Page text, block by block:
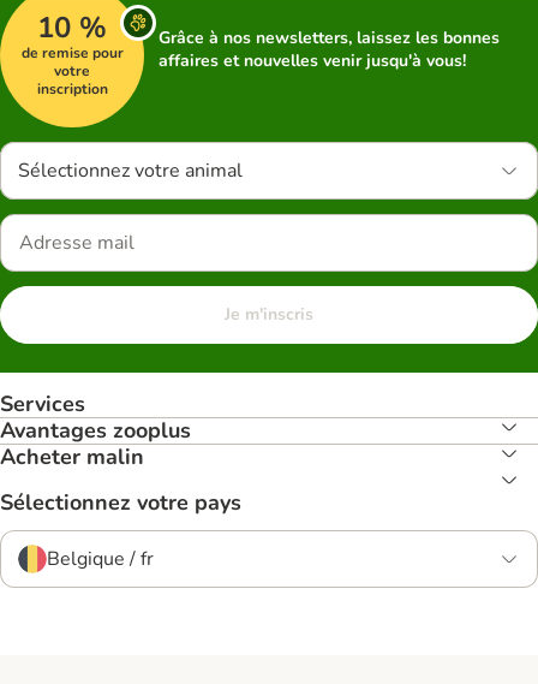
10 %
de remise pour
votre
inscription
Grâce à nos newsletters, laissez les bonnes
affaires et nouvelles venir jusqu'à vous!
Sélectionnez votre animal
Je m'inscris
Services
Avantages zooplus
Acheter malin
Sélectionnez votre pays
Belgique / fr